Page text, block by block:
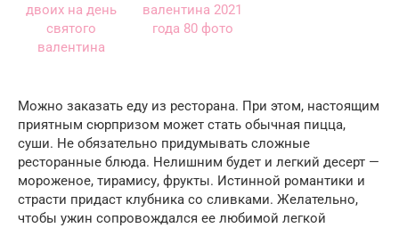
Можно заказать еду из ресторана. При этом, настоящим
приятным сюрпризом может стать обычная пицца,
суши. Не обязательно придумывать сложные
ресторанные блюда. Нелишним будет и легкий десерт —
мороженое, тирамису, фрукты. Истинной романтики и
страсти придаст клубника со сливками. Желательно,
чтобы ужин сопровождался ее любимой легкой